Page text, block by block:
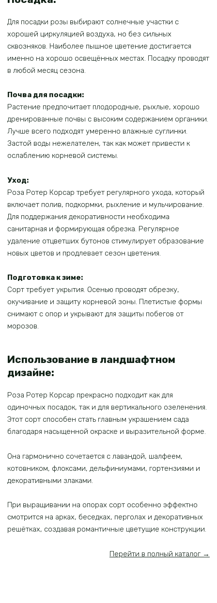
Для посадки розы выбирают солнечные участки с
хорошей циркуляцией воздуха, но без сильных
сквозняков. Наиболее пышное цветение достигается
именно на хорошо освещённых местах. Посадку проводят
в любой месяц сезона.
Почва для посадки:
Растение предпочитает плодородные, рыхлые, хорошо
дренированные почвы с высоким содержанием органики.
Лучше всего подходят умеренно влажные суглинки.
Застой воды нежелателен, так как может привести к
ослаблению корневой системы.
Уход:
Роза Ротер Корсар требует регулярного ухода, который
включает полив, подкормки, рыхление и мульчирование.
Для поддержания декоративности необходима
санитарная и формирующая обрезка. Регулярное
удаление отцветших бутонов стимулирует образование
новых цветов и продлевает сезон цветения.
Подготовка к зиме:
Сорт требует укрытия. Осенью проводят обрезку,
окучивание и защиту корневой зоны. Плетистые формы
снимают с опор и укрывают для защиты побегов от
морозов.
Использование в ландшафтном
дизайне:
Роза Ротер Корсар прекрасно подходит как для
одиночных посадок, так и для вертикального озеленения.
Этот сорт способен стать главным украшением сада
благодаря насыщенной окраске и выразительной форме.
Она гармонично сочетается с лавандой, шалфеем,
котовником, флоксами, дельфиниумами, гортензиями и
декоративными злаками.
При выращивании на опорах сорт особенно эффектно
смотрится на арках, беседках, перголах и декоративных
решётках, создавая романтичные цветущие конструкции.
Перейти в полный каталог →